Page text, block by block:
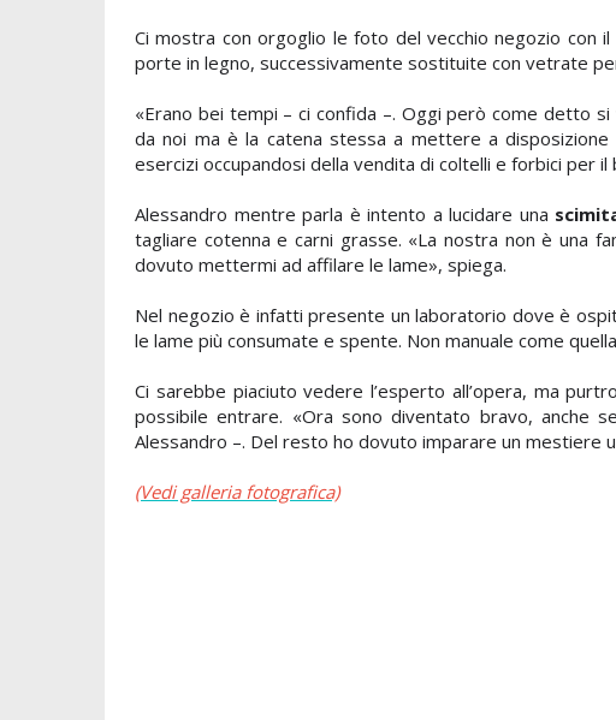
Ci mostra con orgoglio le foto del vecchio negozio con
porte in legno, successivamente sostituite con vetrate
«Erano bei tempi – ci confida –. Oggi però come detto
da noi ma è la catena stessa a mettere a
esercizi occupandosi della vendita di coltelli e forbici per il
Alessandro mentre parla è intento a lucidare una
tagliare cotenna e carni grasse. «La nostra non è una
dovuto mettermi ad affilare le lame», spiega.
Nel negozio è infatti presente un laboratorio dove è
le lame più consumate e spente. Non manuale come
Ci sarebbe piaciuto vedere l’esperto all’opera, ma
possibile entrare. «Ora sono diventato bravo, anche
Alessandro –. Del resto ho dovuto imparare un mestiere
(Vedi galleria fotografica)